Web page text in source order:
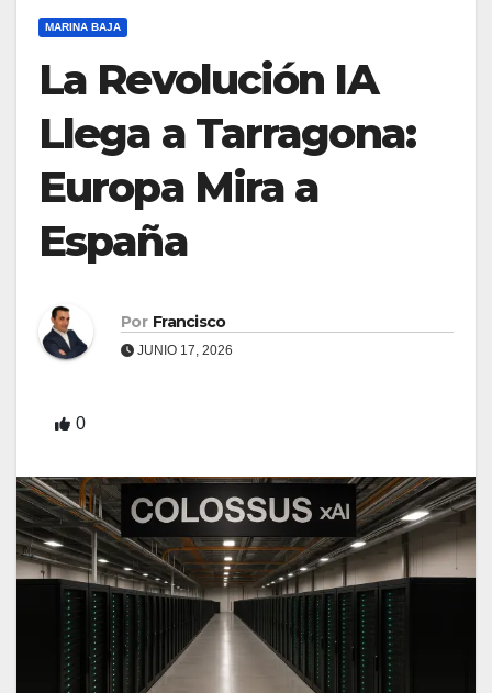
MARINA BAJA
La Revolución IA
Llega a Tarragona:
Europa Mira a
España
Por Francisco
JUNIO 17, 2026
0